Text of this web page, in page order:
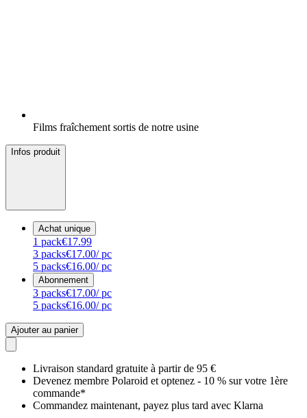
Films fraîchement sortis de notre usine
Infos produit
Achat unique
1 pack€17.99
3 packs€17.00/ pc
5 packs€16.00/ pc
Abonnement
3 packs€17.00/ pc
5 packs€16.00/ pc
Ajouter au panier
Livraison standard gratuite à partir de 95 €
Devenez membre Polaroid et optenez - 10 % sur votre 1ère
commande*
Commandez maintenant, payez plus tard avec Klarna